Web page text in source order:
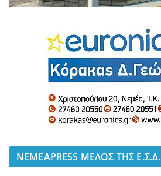
NEMEAPRESS ΜΕΛΟΣ ΤΗΣ Ε.Σ.Δ.